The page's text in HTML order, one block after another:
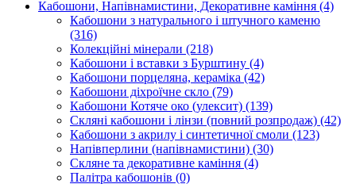
Кабошони, Напівнамистини, Декоративне каміння (4)
Кабошони з натурального і штучного каменю
(316)
Колекційні мінерали (218)
Кабошони і вставки з Бурштину (4)
Кабошони порцеляна, кераміка (42)
Кабошони діхроїчне скло (79)
Кабошони Котяче око (улексит) (139)
Скляні кабошони і лінзи (повний розпродаж) (42)
Кабошони з акрилу і синтетичної смоли (123)
Напівперлини (напівнамистини) (30)
Скляне та декоративне каміння (4)
Палітра кабошонів (0)